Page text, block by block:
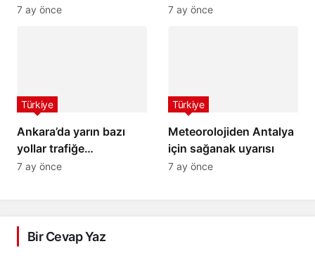
ulaşıma kapandı
7 ay önce
hayatını kaybetti
7 ay önce
Ankara’da yarın bazı
yollar trafiğe
kapatılacak
Türkiye
7 ay önce
Meteorolojiden Antalya
için sağanak uyarısı
Türkiye
7 ay önce
Bir Cevap Yaz